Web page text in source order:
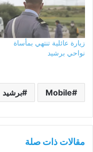
زيارة عائلية تنتهي بمأساة
نواحي برشيد
Mobile برشيد
مقالات ذات صلة